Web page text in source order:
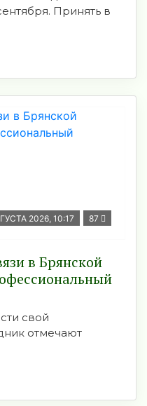
Принять в
2026, 10:17 87
в Брянской
свой
отмечают